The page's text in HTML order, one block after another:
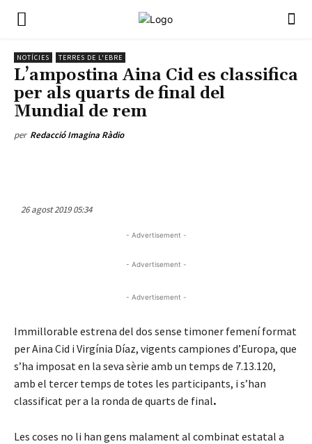
NOTÍCIES TERRES DE L'EBRE
L’ampostina Aina Cid es classifica
per als quarts de final del
Mundial de rem
per Redacció Imagina Ràdio
26 agost 2019 05:34
- Advertisement -
- Advertisement -
- Advertisement -
Immillorable estrena del dos sense timoner femení format
per Aina Cid i Virgínia Díaz, vigents campiones d’Europa, que
s’ha imposat en la seva sèrie amb un temps de 7.13.120,
amb el tercer temps de totes les participants, i s’han
classificat per a la ronda de quarts de final.
Les coses no li han gens malament al combinat estatal a